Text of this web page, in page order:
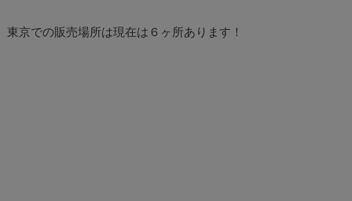
東京での販売場所は現在は６ヶ所あります！